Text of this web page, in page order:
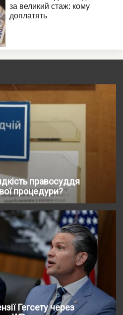
правосуддя
процедури?
Гегсету через